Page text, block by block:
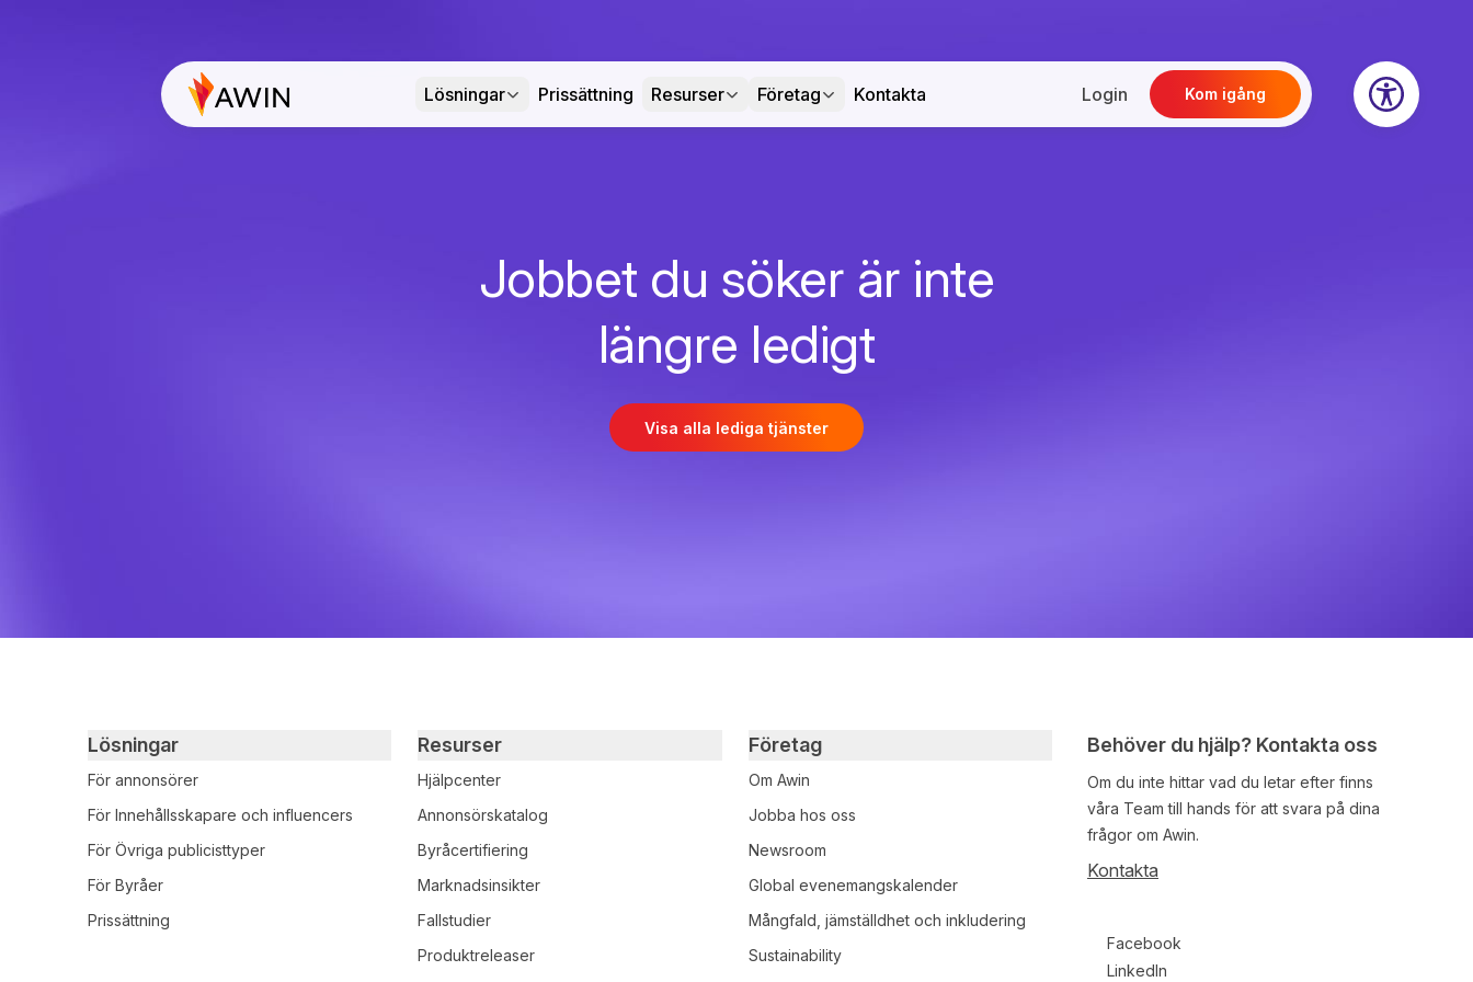
Lösningar Prissättning Resurser Företag Kontakta Login Kom igång
Jobbet du söker är inte
längre ledigt
Visa alla lediga tjänster
Behöver du hjälp? Kontakta oss
Om du inte hittar vad du letar efter finns
våra Team till hands för att svara på dina
frågor om Awin.
Kontakta
Facebook
LinkedIn
Primary footer navigation
Lösningar
För annonsörer
För Innehållsskapare och influencers
För Övriga publicisttyper
För Byråer
Prissättning
Resurser
Hjälpcenter
Annonsörskatalog
Byråcertifiering
Marknadsinsikter
Fallstudier
Produktreleaser
Företag
Om Awin
Jobba hos oss
Newsroom
Global evenemangskalender
Mångfald, jämställdhet och inkludering
Sustainability